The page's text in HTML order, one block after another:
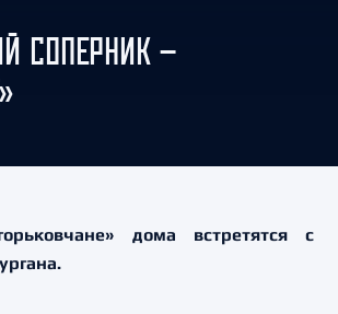
СОПЕРНИК —
дома встретятся с